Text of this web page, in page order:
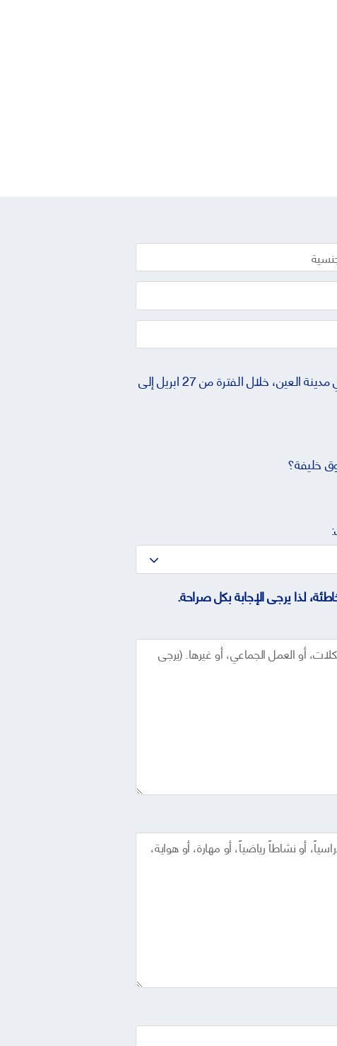
أقرّ بالتزامي بحضور وإكمال البرنامج كاملاً لمدة ستة أشهر، والمشاركة في جميع الأنشطة المرتبطة به في مدينة العين، خلال الفترة من 27 ابريل إلى
خليفة؟
لذا يرجى الإجابة بكل صراحة.